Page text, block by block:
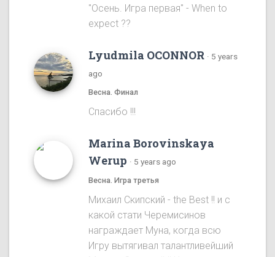
"Осень. Игра первая" - When to
expect ??
Lyudmila OCONNOR · 5 years
ago
Весна. Финал
Спасибо !!!
Marina Borovinskaya
Werup · 5 years ago
Весна. Игра третья
Михаил Скипский - the Best !! и с
какой стати Черемисинов
награждает Муна, когда всю
Игру вытягивал талантливейший